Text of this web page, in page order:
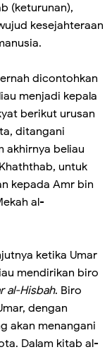
(keturunan),
kesejahteraan
dicontohkan
menjadi kepala
berikut urusan
ditangani
akhirnya beliau
untuk
kepada Amr bin
al-
ketika Umar
mendirikan biro
al-Hisbah. Biro
dengan
akan menangani
Dalam kitab al-